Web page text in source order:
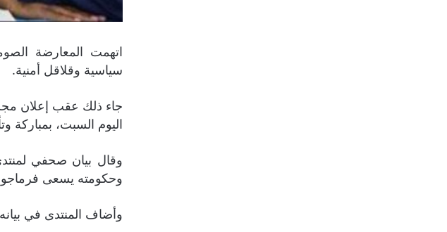
اتهمت المعارضة
سياسية وقلاقل أمنية.
جاء ذلك عقب إعلان
اليوم السبت، بمباركة
وقال بيان صحفي
وحكومته يسعى فرماجو
وأضاف المنتدى في